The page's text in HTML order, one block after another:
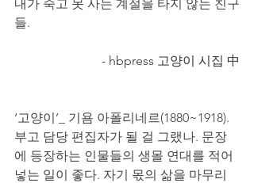
내가 죽고 못 사는 계절을 타지 않는 친구
들.
- hbpress 고양이 시집 中
‘고양이’_ 기욤 아폴리네르(1880~1918).
부고 담당 편집자가 될 걸 그랬나. 문장
에 등장하는 인물들의 생몰 연대를 적어
넣는 일이 좋다. 자기 몫의 삶을 마무리